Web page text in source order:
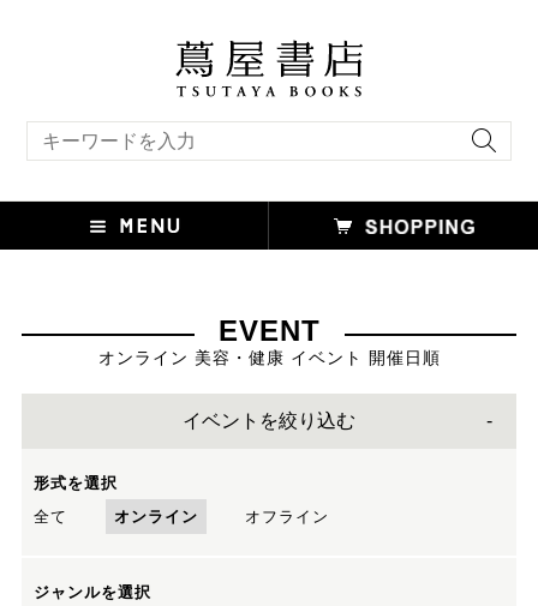
EVENT
オンライン 美容・健康 イベント 開催日順
イベントを絞り込む
形式を選択
全て
オンライン オフライン
ジャンルを選択